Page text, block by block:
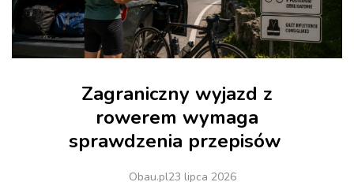
Zagraniczny wyjazd z
rowerem wymaga
sprawdzenia przepisów
Obau.pl23 lipca 2026